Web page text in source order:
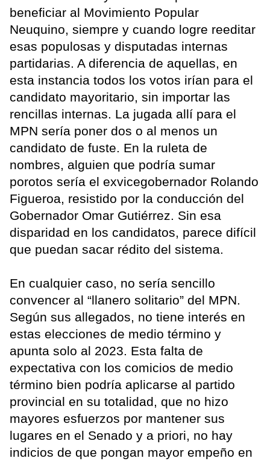
beneficiar al Movimiento Popular
Neuquino, siempre y cuando logre reeditar
esas populosas y disputadas internas
partidarias. A diferencia de aquellas, en
esta instancia todos los votos irían para el
candidato mayoritario, sin importar las
rencillas internas. La jugada allí para el
MPN sería poner dos o al menos un
candidato de fuste. En la ruleta de
nombres, alguien que podría sumar
porotos sería el exvicegobernador Rolando
Figueroa, resistido por la conducción del
Gobernador Omar Gutiérrez. Sin esa
disparidad en los candidatos, parece difícil
que puedan sacar rédito del sistema.
En cualquier caso, no sería sencillo
convencer al “llanero solitario” del MPN.
Según sus allegados, no tiene interés en
estas elecciones de medio término y
apunta solo al 2023. Esta falta de
expectativa con los comicios de medio
término bien podría aplicarse al partido
provincial en su totalidad, que no hizo
mayores esfuerzos por mantener sus
lugares en el Senado y a priori, no hay
indicios de que pongan mayor empeño en